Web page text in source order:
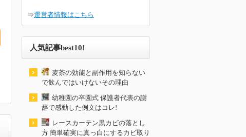
⇒運営者情報はこちら
人気記事best10!
麦茶の効能と副作用を知らない
で飲んではいけないその理由
幼稚園の卒園式 保護者代表の謝
辞で感動した例文はコレ!
レースカーテン黒カビの落とし
方 簡単確実に真っ白にするカビ取り